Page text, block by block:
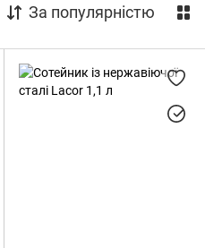
За популярністю